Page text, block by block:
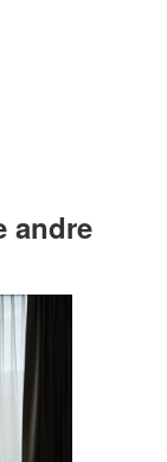
andre